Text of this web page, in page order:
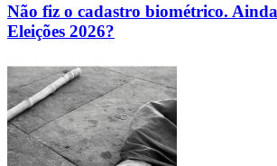
Não fiz o cadastro biométrico.
Eleições 2026?